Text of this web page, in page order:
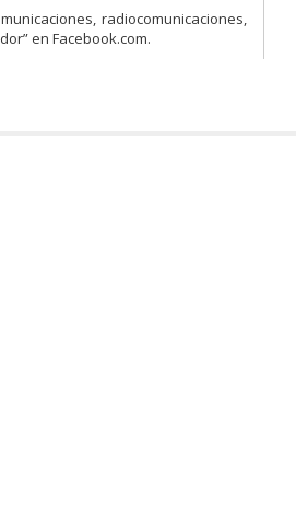
radiocomunicaciones,
en Facebook.com.